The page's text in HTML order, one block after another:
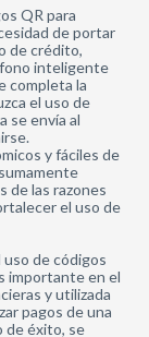
QR para
de portar
de crédito,
inteligente
completa la
el uso de
se envía al
y fáciles de
de las razones
el uso de
de códigos
importante en el
y utilizada
pagos de una
de éxito, se